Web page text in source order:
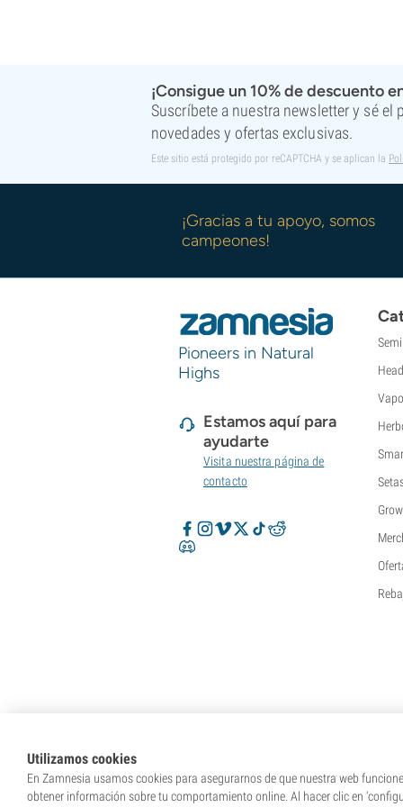
¡Consigue un 10% de descuento
Suscríbete a nuestra newsletter y sé el
novedades y ofertas exclusivas.
Este sitio está protegido por reCAPTCHA y se aplican la
¡Gracias a tu apoyo, somos
campeones!
Pioneers in Natural
Highs
Estamos aquí para
ayudarte
Visita nuestra página de
contacto
Utilizamos cookies
En Zamnesia usamos cookies para asegurarnos de que nuestra web
obtener información sobre tu comportamiento online. Al hacer clic en